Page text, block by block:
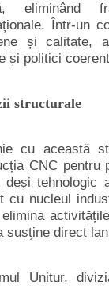
eliminând
Într-un
și calitate,
și politici
structurale
cu această
CNC pentru
deși tehnologic
cu nucleul
susține direct
Unitur,